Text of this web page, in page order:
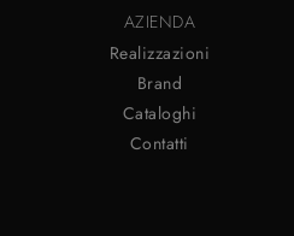
AZIENDA
Realizzazioni
Brand
Cataloghi
Contatti